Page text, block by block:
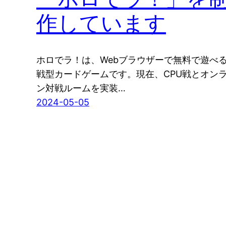
作しています
ホロでラ！は、Webブラウザーで無料で遊べ
戦型カードゲームです。現在、CPU戦とオン
ン対戦ルームを実装…
2024-05-05